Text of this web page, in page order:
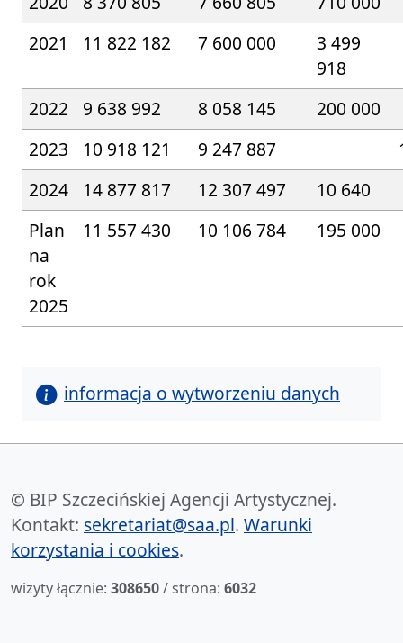
2021
11 822 182 7 600 000
3 499
918
2022
9 638 992 8 058 145
200 000
2023
10 918 121 9 247 887
2024
14 877 817 12 307 497
10 640
Plan
na
rok
2025
11 557 430 10 106 784 195 000
informacja o wytworzeniu danych
© BIP Szczecińskiej Agencji Artystycznej.
Kontakt: sekretariat@saa.pl. Warunki
korzystania i cookies.
wizyty łącznie: 308650/ strona: 6032